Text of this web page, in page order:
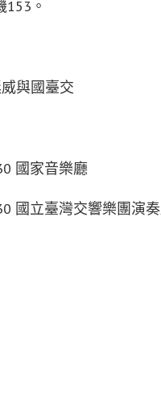
。
與國臺交
國家音樂廳
國立臺灣交響樂團演